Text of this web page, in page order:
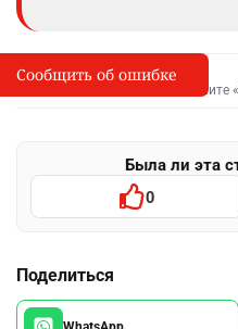
I
Сообщить об опечатке
Выделите фрагмент и
Была ли эта
0
Поделиться
Сообщить об ошибке